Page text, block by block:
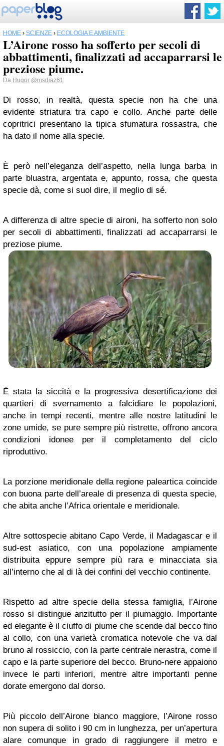
HOME › SCIENZE › ECOLOGIA E AMBIENTE
L’Airone rosso ha sofferto per secoli di
abbattimenti, finalizzati ad accaparrarsi le
preziose piume.
Da Hugor @msdiaz61
Di rosso, in realtà, questa specie non ha che una
evidente striatura tra capo e collo. Anche parte delle
copritrici presentano la tipica sfumatura rossastra, che
ha dato il nome alla specie.
È però nell’eleganza dell’aspetto, nella lunga barba in
parte bluastra, argentata e, appunto, rossa, che questa
specie dà, come si suol dire, il meglio di sé.
A differenza di altre specie di aironi, ha sofferto non solo
per secoli di abbattimenti, finalizzati ad accaparrarsi le
preziose piume.
È stata la siccità e la progressiva desertificazione dei
quartieri di svernamento a falcidiare le popolazioni,
anche in tempi recenti, mentre alle nostre latitudini le
zone umide, se pure sempre più ristrette, offrono ancora
condizioni idonee per il completamento del ciclo
riproduttivo.
La porzione meridionale della regione paleartica coincide
con buona parte dell’areale di presenza di questa specie,
che abita anche l’Africa orientale e meridionale.
Altre sottospecie abitano Capo Verde, il Madagascar e il
sud-est asiatico, con una popolazione ampiamente
distribuita eppure sempre più rara e minacciata sia
all’interno che al di là dei confini del vecchio continente.
Rispetto ad altre specie della stessa famiglia, l’Airone
rosso si distingue anzitutto per il piumaggio. Importante
ed elegante è il ciuffo di piume che scende dal becco fino
al collo, con una varietà cromatica notevole che va dal
bruno al rossiccio, con la parte centrale nerastra, come il
capo e la parte superiore del becco. Bruno-nere appaiono
invece le parti inferiori, mentre altre importanti penne
dorate emergono dal dorso.
Più piccolo dell’Airone bianco maggiore, l’Airone rosso
non supera di solito i 90 cm in lunghezza, per un’apertura
alare comunque in grado di raggiungere il metro e